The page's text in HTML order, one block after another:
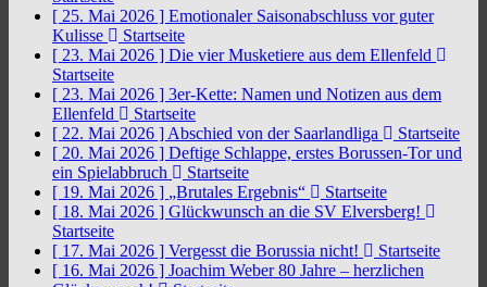
[ 25. Mai 2026 ] Emotionaler Saisonabschluss vor guter
Kulisse
Startseite
[ 23. Mai 2026 ] Die vier Musketiere aus dem Ellenfeld
Startseite
[ 23. Mai 2026 ] 3er-Kette: Namen und Notizen aus dem
Ellenfeld
Startseite
[ 22. Mai 2026 ] Abschied von der Saarlandliga
Startseite
[ 20. Mai 2026 ] Deftige Schlappe, erstes Borussen-Tor und
ein Spielabbruch
Startseite
[ 19. Mai 2026 ] „Brutales Ergebnis“
Startseite
[ 18. Mai 2026 ] Glückwunsch an die SV Elversberg!
Startseite
[ 17. Mai 2026 ] Vergesst die Borussia nicht!
Startseite
[ 16. Mai 2026 ] Joachim Weber 80 Jahre – herzlichen